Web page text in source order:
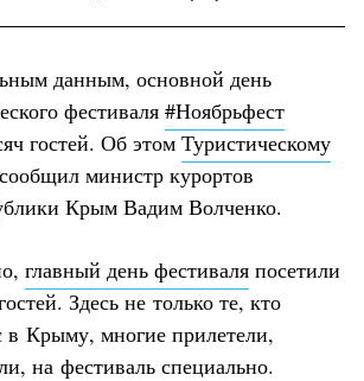
данным, основной день
фестиваля #Ноябрьфест
гостей. Об этом Туристическому
сообщил министр курортов
Крым Вадим Волченко.
главный день фестиваля посетили
Здесь не только те, кто
в Крыму, многие прилетели,
на фестиваль специально.